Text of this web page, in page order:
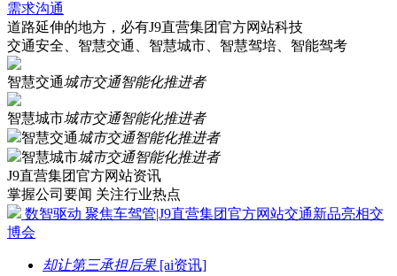
需求沟通
道路延伸的地方，必有J9直营集团官方网站科技
交通安全、智慧交通、智慧城市、智慧驾培、智能驾考
智慧交通城市交通智能化推进者
智慧城市城市交通智能化推进者
智慧交通城市交通智能化推进者
智慧城市城市交通智能化推进者
J9直营集团官方网站资讯
掌握公司要闻 关注行业热点
数智驱动 聚焦车驾管|J9直营集团官方网站交通新品亮相交
博会
却让第三承担后果 [ai资讯]